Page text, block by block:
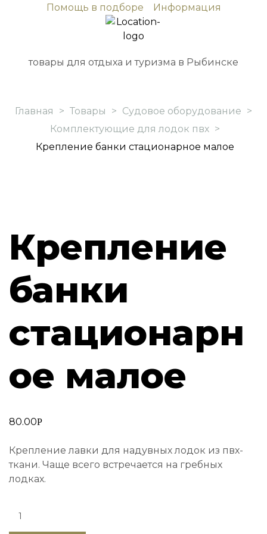
Помощь в подборе Информация
товары для отдыха и туризма в Рыбинске
Главная > Товары > Судовое оборудование >
Комплектующие для лодок пвх >
Крепление банки стационарное малое
Крепление
банки
стационарн
ое малое
80.00Р
Крепление лавки для надувных лодок из пвх-
ткани. Чаще всего встречается на гребных
лодках.